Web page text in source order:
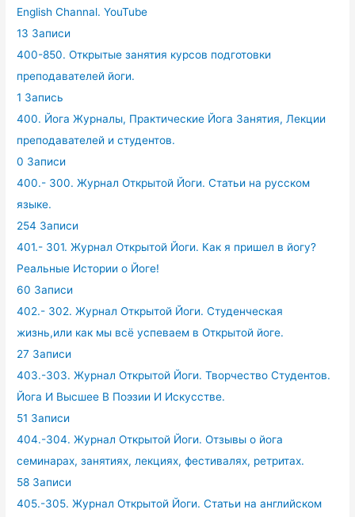
English Channal. YouTube
13 Записи
400-850. Открытые занятия курсов подготовки
преподавателей йоги.
1 Запись
400. Йога Журналы, Практические Йога Занятия, Лекции
преподавателей и студентов.
0 Записи
400.- 300. Журнал Открытой Йоги. Статьи на русском
языке.
254 Записи
401.- 301. Журнал Открытой Йоги. Как я пришел в йогу?
Реальные Истории о Йоге!
60 Записи
402.- 302. Журнал Открытой Йоги. Студенческая
жизнь,или как мы всё успеваем в Открытой йоге.
27 Записи
403.-303. Журнал Открытой Йоги. Творчество Студентов.
Йога И Высшее В Поэзии И Искусстве.
51 Записи
404.-304. Журнал Открытой Йоги. Отзывы о йога
семинарах, занятиях, лекциях, фестивалях, ретритах.
58 Записи
405.-305. Журнал Открытой Йоги. Статьи на английском